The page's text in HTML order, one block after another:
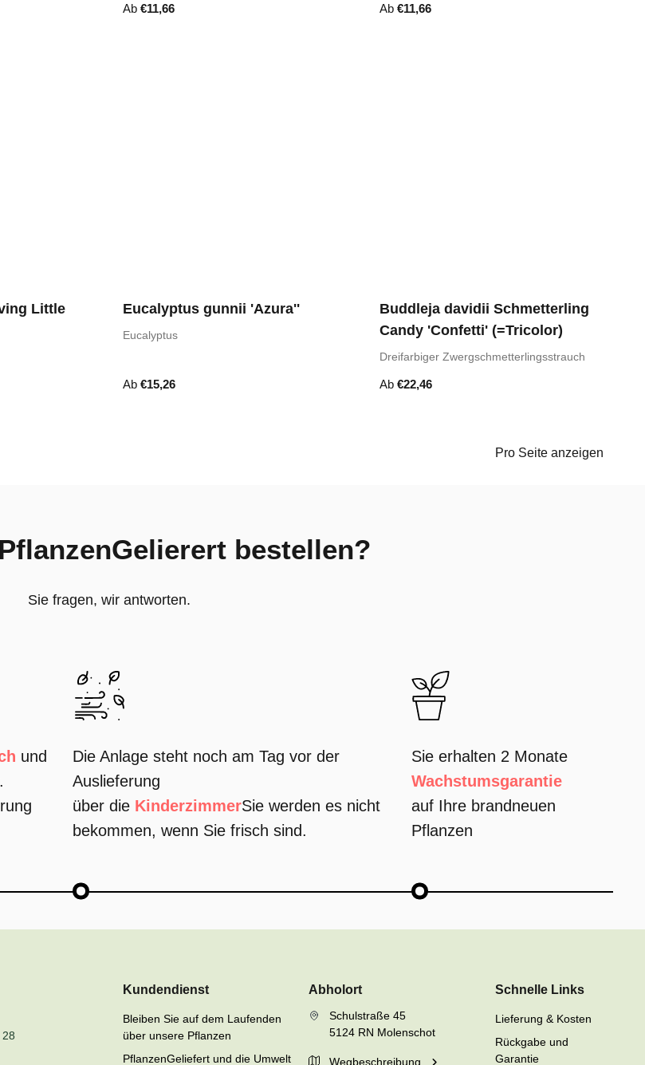
Ab €11,66 Ab €11,66
Little
Eucalyptus gunnii 'Azura''
Eucalyptus
Ab €15,26
Buddleja davidii Schmetterling
Candy 'Confetti' (=Tricolor)
Dreifarbiger Zwergschmetterlingsstrauch
Ab €22,46
Pro Seite anzeigen
bestellen?
Sie fragen, wir antworten.
und
Die Anlage steht noch am Tag vor der
Auslieferung
über die KinderzimmerSie werden es nicht
bekommen, wenn Sie frisch sind.
Sie erhalten 2 Monate
Wachstumsgarantie
auf Ihre brandneuen
Pflanzen
Abholort
Schulstraße 45
5124 RN Molenschot
Wegbeschreibung
Kundendienst
Bleiben Sie auf dem Laufenden
über unsere Pflanzen
PflanzenGeliefert und die Umwelt
Schnelle Links
Lieferung & Kosten
Rückgabe und
Garantie